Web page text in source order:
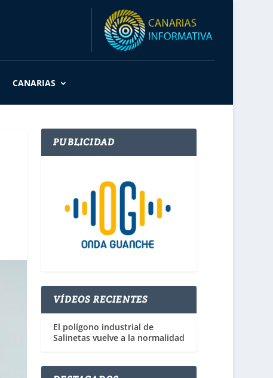
CANARIAS
PUBLICIDAD
VÍDEOS RECIENTES
El polígono industrial de
Salinetas vuelve a la normalidad